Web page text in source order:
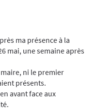
ma présence à la
mai, une semaine après
ni le premier
présents.
avant face aux